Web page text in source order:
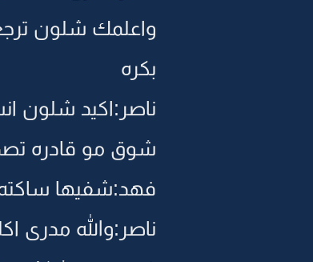
واعلمك شلون
بكره
ناصر:اكيد شلون
شوق مو قادره
فهد:شفيها ساكته
ناصر:والله مدرى